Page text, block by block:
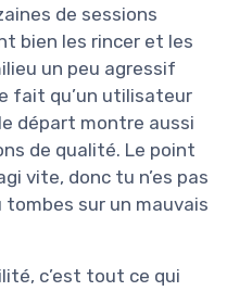
de sessions
bien les rincer et les
un peu agressif
fait qu’un utilisateur
départ montre aussi
de qualité. Le point
vite, donc tu n’es pas
sur un mauvais
c’est tout ce qui